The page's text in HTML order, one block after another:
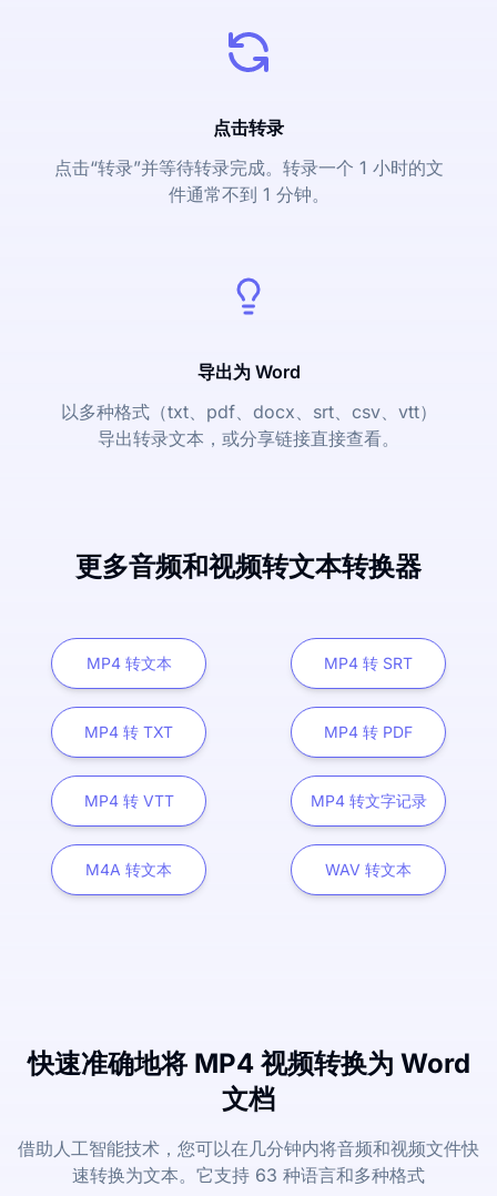
点击转录
点击“转录”并等待转录完成。转录一个 1 小时的文
件通常不到 1 分钟。
导出为 Word
以多种格式（txt、pdf、docx、srt、csv、vtt）
导出转录文本，或分享链接直接查看。
更多音频和视频转文本转换器
MP4 转文本 MP4 转 SRT
MP4 转 TXT MP4 转 PDF
MP4 转 VTT MP4 转文字记录
M4A 转文本 WAV 转文本
快速准确地将 MP4 视频转换为 Word
文档
借助人工智能技术，您可以在几分钟内将音频和视频文件快
速转换为文本。它支持 63 种语言和多种格式